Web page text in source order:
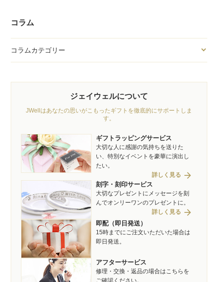
コラム
コラムカテゴリー
ジェイウェルについて
JWellはあなたの思いがこもったギフトを徹底的にサポートしま
す。
ギフトラッピングサービス
大切な人に感謝の気持ちを送りた
い、特別なイベントを豪華に演出し
たい。
詳しく見る arrow_forward
刻字・刻印サービス
大切なプレゼントにメッセージを刻
んでオンリーワンのプレゼントに。
詳しく見る arrow_forward
即配（即日発送）
15時までにご注文いただいた場合は
即日発送。
アフターサービス
修理・交換・返品の場合はこちらを
ご確認ください。